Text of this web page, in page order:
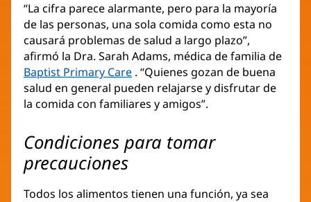
“La cifra parece alarmante, pero para la mayoría
de las personas, una sola comida como esta no
causará problemas de salud a largo plazo”,
afirmó la Dra. Sarah Adams, médica de familia de
Baptist Primary Care . “Quienes gozan de buena
salud en general pueden relajarse y disfrutar de
la comida con familiares y amigos”.
Condiciones para tomar
precauciones
Todos los alimentos tienen una función, ya sea